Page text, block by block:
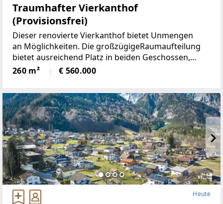
Traumhafter Vierkanthof
(Provisionsfrei)
Dieser renovierte Vierkanthof bietet Unmengen
an Möglichkeiten. Die großzügigeRaumaufteilung
bietet ausreichend Platz in beiden Geschossen,
neben 5Schlafräumen, gibt es ein Wohnzimmer mit
neu renovierten Kachelofen,
260 m² € 560.000
Heute